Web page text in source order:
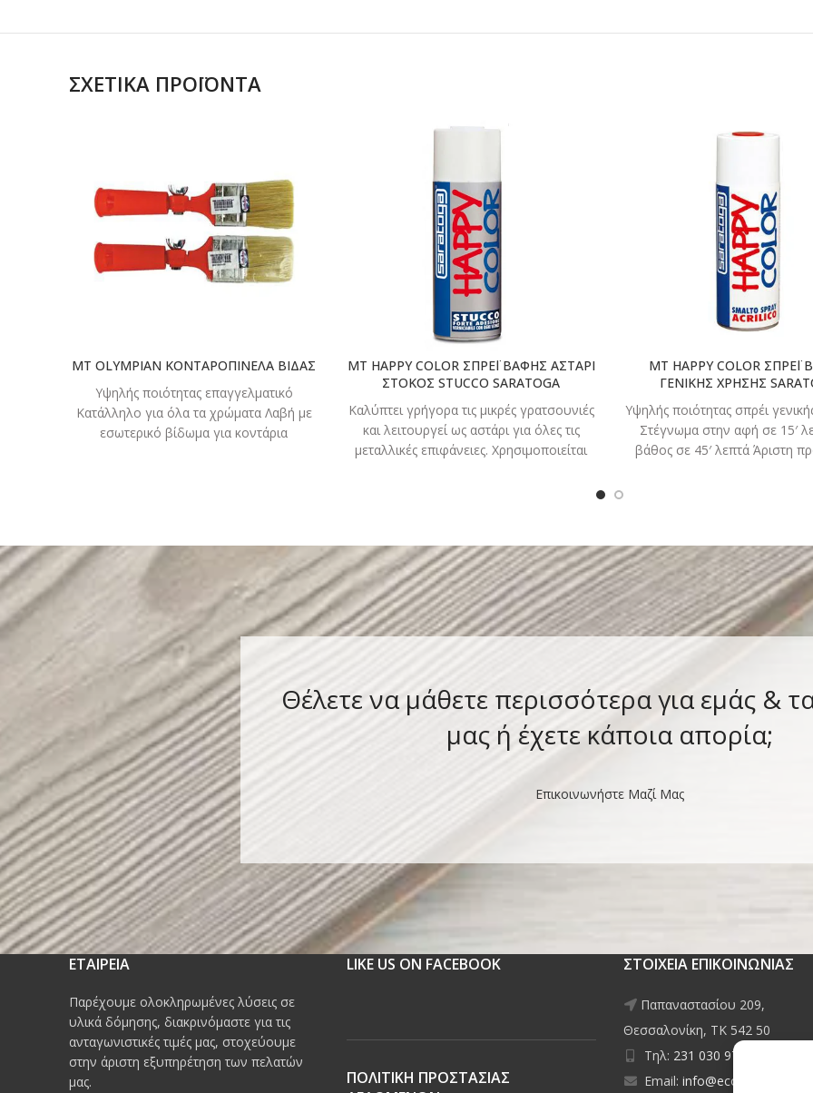
ΣΧΕΤΙΚΆ ΠΡΟΪΌΝΤΑ
MT OLYMPIAN ΚΟΝΤΑΡΟΠΙΝΕΛΑ ΒΙΔΑΣ
Υψηλής ποιότητας επαγγελματικό
Κατάλληλο για όλα τα χρώματα Λαβή με
εσωτερικό βίδωμα για κοντάρια
ΔΙΑΒΑΣΤΕ
ΠΕΡΙΣΣΟΤΕΡΑ
MT HAPPY COLOR ΣΠΡΕΪ ΒΑΦΗΣ ΑΣΤΑΡΙ
ΣΤΟΚΟΣ STUCCO SARATOGA
Καλύπτει γρήγορα τις μικρές γρατσουνιές
και λειτουργεί ως αστάρι για όλες τις
μεταλλικές επιφάνειες. Χρησιμοποιείται
ΔΙΑΒΑΣΤΕ
ΠΕΡΙΣΣΟΤΕΡΑ
MT HAPPY COLOR ΣΠΡΕΪ
ΓΕΝΙΚΗΣ ΧΡΗΣΗΣ
Υψηλής ποιότητας σπρέι
Στέγνωμα στην αφή σε 15′
βάθος σε 45′ λεπτά Άριστη
Θέλετε να μάθετε περισσότερα για εμάς &
μας ή έχετε κάποια απορία;
Επικοινωνήστε Μαζί Μας
ΕΤΑΙΡΕΙΑ
Παρέχουμε ολοκληρωμένες λύσεις σε
υλικά δόμησης, διακρινόμαστε για τις
ανταγωνιστικές τιμές μας, στοχεύουμε
στην άριστη εξυπηρέτηση των πελατών
μας.
LIKE US ON FACEBOOK
ΠΟΛΙΤΙΚΗ ΠΡΟΣΤΑΣΙΑΣ
ΣΤΟΙΧΕΙΑ ΕΠΙΚΟΙΝΩΝΙΑΣ
Παπαναστασίου 209,
Θεσσαλονίκη, ΤΚ 542 50
Τηλ: 231 030 9709
Email: info@ecobuildings.gr